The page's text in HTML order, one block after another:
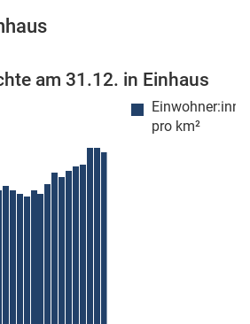
am 31.12. in Einhaus
pro km²